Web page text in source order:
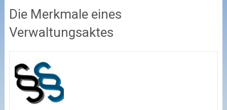
Die Merkmale eines
Verwaltungsaktes